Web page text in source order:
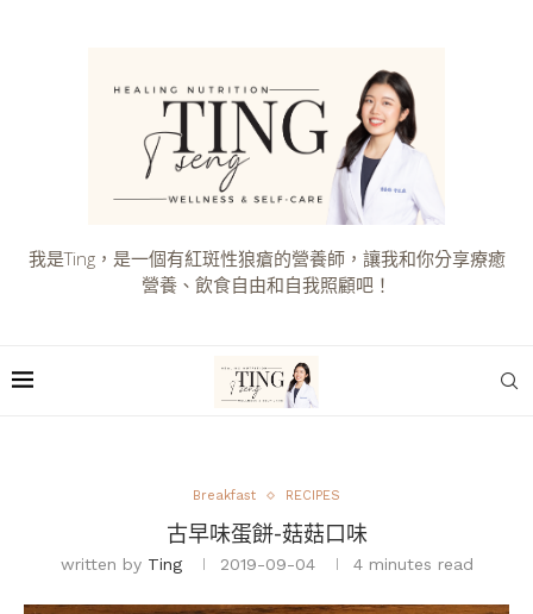
我是Ting，是一個有紅斑性狼瘡的營養師，讓我和你分享療癒
營養、飲食自由和自我照顧吧！
Breakfast RECIPES
古早味蛋餅-菇菇口味
written by Ting 2019-09-04 4 minutes read